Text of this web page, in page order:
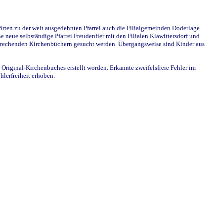
zu der weit ausgedehnten Pfarrei auch die Filialgemeinden Doderlage
selbständige Pfarrei Freudenfier mit den Filialen Klawittersdorf und
Kirchenbüchern gesucht werden. Übergangsweise sind Kinder aus
Kirchenbuches erstellt worden. Erkannte zweifelsfreie Fehler im
erhoben.